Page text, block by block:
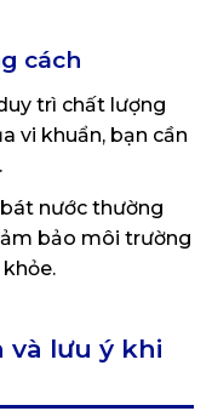
cách
trì chất lượng
vi khuẩn, bạn cần
bát nước thường
bảo môi trường
và lưu ý khi